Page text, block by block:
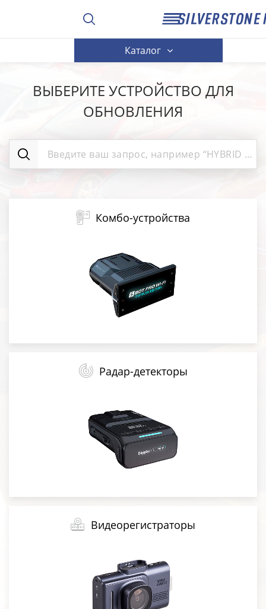
Каталог
ВЫБЕРИТЕ УСТРОЙСТВО ДЛЯ
ОБНОВЛЕНИЯ
Комбо-устройства
Радар-детекторы
Видеорегистраторы